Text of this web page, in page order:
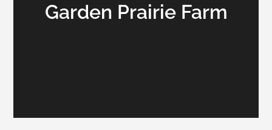
Garden Prairie Farm